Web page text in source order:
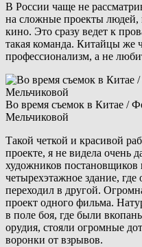
В России чаще не
на сложные проекты людей,
кино. Это сразу ведет к
такая команда. Китайцы же
профессионализм, а не
Во время съемок в Китае /
Мельчиковой
Такой четкой и красивой
проекте, я не видела очень
художников постановщиков
четырехэтажное здание,
переходил в другой.
проект одного фильма.
в поле боя, где были
орудия, стояли огромные
воронки от взрывов.